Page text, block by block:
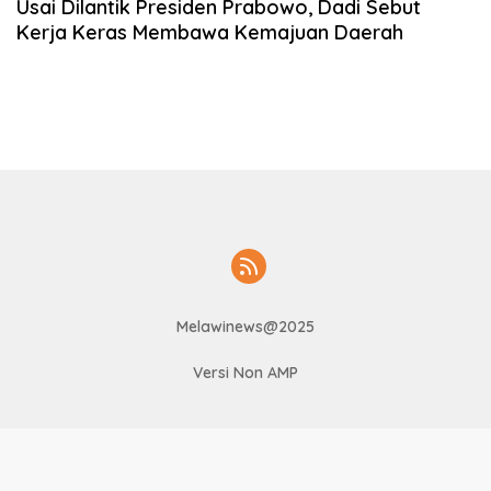
Usai Dilantik Presiden Prabowo, Dadi Sebut
Kerja Keras Membawa Kemajuan Daerah
Melawinews@2025
Versi Non AMP